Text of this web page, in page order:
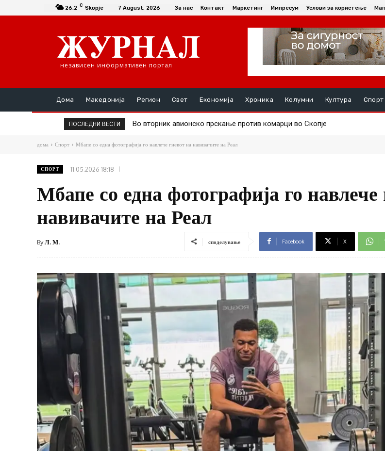
26.2 C Skopje 7 August, 2026 За нас Контакт Маркетинг Импресум Услови за користење
независен информативен портал
Дома Македонија Регион Свет Економија Хроника Колумни Култура Спорт
ПОСЛЕДНИ ВЕСТИ Во вторник авионско прскање против комарци во Скопје
Д-р Трајановски: По труењата, на ред се хепатитите ако кризата со
дома Спорт Мбапе со една фотографија го навлече гневот на навивачите на Реал
СПОРТ 11.05.2026 18:18
Мбапе со една фотографија го навлече
навивачите на Реал
ByЛ. М. споделување Facebook X